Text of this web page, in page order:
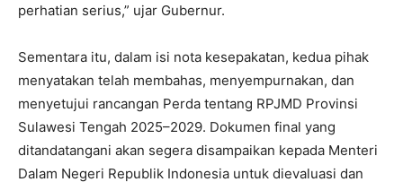
perhatian serius,” ujar Gubernur.
Sementara itu, dalam isi nota kesepakatan, kedua pihak
menyatakan telah membahas, menyempurnakan, dan
menyetujui rancangan Perda tentang RPJMD Provinsi
Sulawesi Tengah 2025–2029. Dokumen final yang
ditandatangani akan segera disampaikan kepada Menteri
Dalam Negeri Republik Indonesia untuk dievaluasi dan